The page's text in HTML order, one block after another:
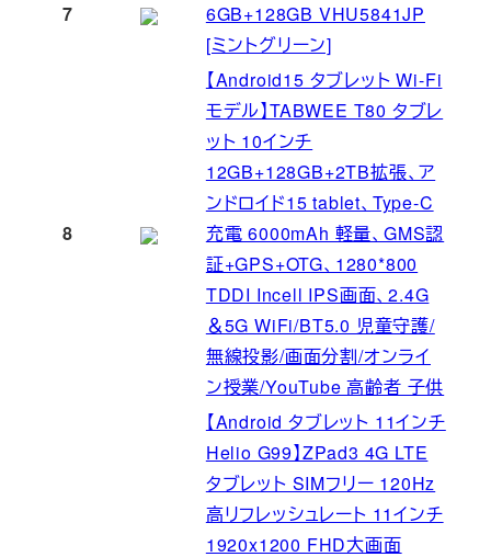
7
6GB+128GB VHU5841JP
[ミントグリーン]
8
【Android15 タブレット Wi-Fi
モデル】TABWEE T80 タブレ
ット 10インチ
12GB+128GB+2TB拡張、ア
ンドロイド15 tablet、Type-C
充電 6000mAh 軽量、GMS認
証+GPS+OTG、1280*800
TDDI Incell IPS画面、2.4G
＆5G WiFi/BT5.0 児童守護/
無線投影/画面分割/オンライ
ン授業/YouTube 高齢者 子供
【Android タブレット 11インチ
Helio G99】ZPad3 4G LTE
タブレット SIMフリー 120Hz
高リフレッシュレート 11インチ
1920x1200 FHD大画面